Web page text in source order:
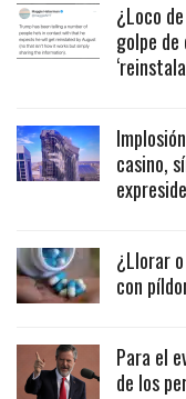
¿Loco
golpe
casino,
¿Llorar
con
Para el
de los